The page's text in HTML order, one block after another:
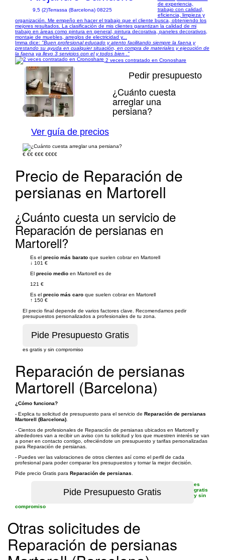
9,5 (2)Terrassa (Barcelona) 08225
de experiencia,
trabajo con calidad,
eficiencia, limpieza y
organización. Me empeño en hacer el trabajo que el cliente busca, obteniendo los
mejores resultados. La clasificación de mis clientes garantizan la calidad de mi
trabajo en áreas como pintura en general, pintura decorativa, paneles decorativos,
montaje de muebles, arreglos de electricidad y...
Imma dice: "Buen profesional educado y atento facilitando siempre la faena y
prestando su ayuda en cualquier situación, en compra de materiales y ejecución de
la faena ya llevo 3 servicios con el y todos bien ."
2 veces contratado en Cronoshare
1/3
Pedir presupuesto
¿Cuánto cuesta
arreglar una
persiana?
Ver guía de precios
€ €€ €€€ €€€€
Precio de Reparación de
persianas en Martorell
¿Cuánto cuesta un servicio de
Reparación de persianas en
Martorell?
Es el precio más barato que suelen cobrar en Martorell
↓ 101 €
El precio medio en Martorell es de
121 €
Es el precio más caro que suelen cobrar en Martorell
↑ 150 €
El precio final depende de varios factores clave. Recomendamos pedir
presupuestos personalizados a profesionales de tu zona.
es gratis y sin compromiso
Reparación de persianas
Martorell (Barcelona)
¿Cómo funciona?
- Explica tu solicitud de presupuesto para el servicio de Reparación de persianas
Martorell (Barcelona)
- Cientos de profesionales de Reparación de persianas ubicados en Martorell y
alrededores van a recibir un aviso con tu solicitud y los que muestren interés se van
a poner en contacto contigo, ofreciéndote un presupuesto y tarifas personalizadas
para Reparación de persianas.
- Puedes ver las valoraciones de otros clientes así como el perfil de cada
profesional para poder comparar los presupuestos y tomar la mejor decisión.
Pide precio Gratis para Reparación de persianas
es
gratis
y sin
compromiso
Otras solicitudes de
Reparación de persianas